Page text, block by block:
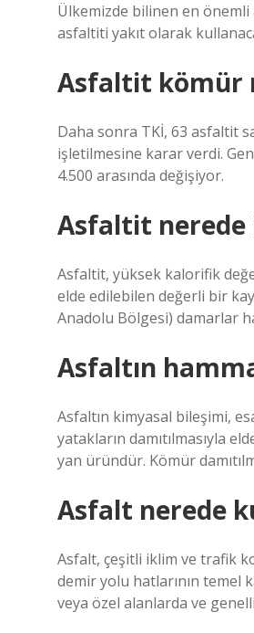
Ülkemizde bilinen en önemli
asfaltiti yakıt olarak
Asfaltit kömür
Daha sonra TKİ, 63 asfaltit
işletilmesine karar verdi.
4.500 arasında değişiyor.
Asfaltit nerede
Asfaltit, yüksek kalorifik
elde edilebilen değerli bir
Anadolu Bölgesi) damarlar
Asfaltın
Asfaltın kimyasal bileşimi,
yatakların damıtılmasıyla
yan üründür. Kömür
Asfalt nerede
Asfalt, çeşitli iklim ve trafik
demir yolu hatlarının temel
veya özel alanlarda ve